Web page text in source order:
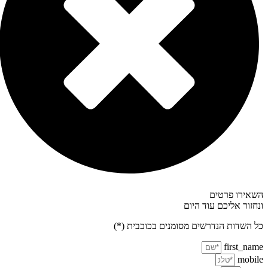
השאירו פרטים
ונחזור אליכם עוד היום
כל השדות הנדרשים מסומנים בכוכבית (*)
first_name
mobile